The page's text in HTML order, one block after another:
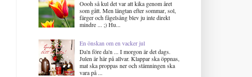
Oooh så kul det var att kika genom året
som gått. Men längtan efter sommar, sol,
färger och fågelsång blev ju inte direkt
mindre ... ;) Hu...
En önskan om en vacker jul
Da'n före da'n ... I morgon är det dags.
Julen är här på allvar. Klappar ska öppnas,
mat ska proppas ner och stämningen ska
vara på ...